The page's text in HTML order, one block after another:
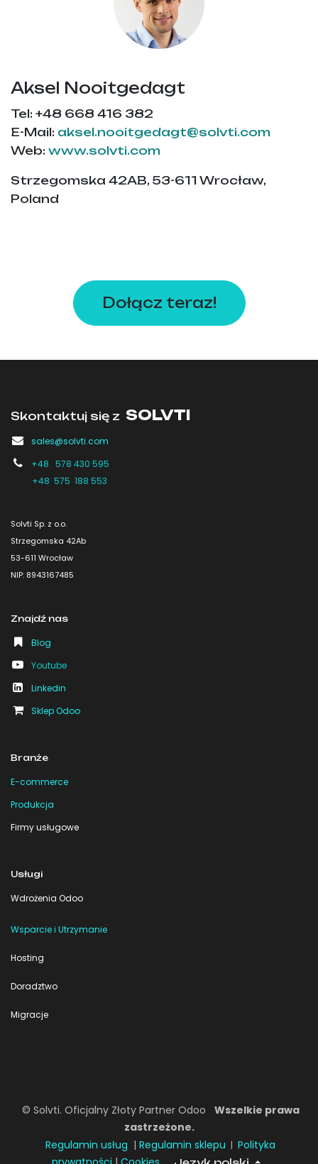
Aksel Nooitgedagt
Tel: +48 668 416 382
E-Mail: aksel.nooitgedagt@solvti.com
Web: www.solvti.com
Strzegomska 42AB, 53-611 Wrocław,
Poland
Dołącz teraz!
Znajdź nas
Blog
Youtube
Linkedin
Sklep Odoo
Branże
E-commerce
Produkcja
Firmy usługowe
Usługi
Wdrożenia Odoo
Wsparcie i Utrzymanie
Hosting
Doradztwo
Migracje
Skontaktuj się z SOLVTI
sales@solvti.com
+48 578 430 595
+48 575 188 553
Solvti Sp. z o.o.
Strzegomska 42Ab
53-611 Wrocław
NIP: 8943167485
© Solvti. Oficjalny Złoty Partner Odoo Wszelkie prawa
zastrzeżone.
Regulamin usług | Regulamin sklepu | Polityka